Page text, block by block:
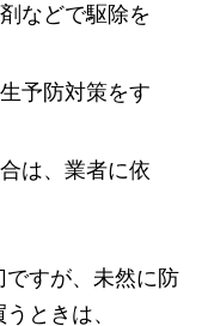
などで駆除を
予防対策をす
は、業者に依
すが、未然に防
ときは、